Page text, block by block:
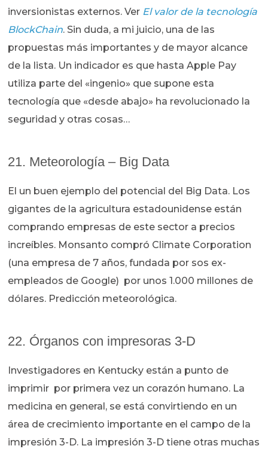
inversionistas externos. Ver El valor de la tecnología
BlockChain. Sin duda, a mi juicio, una de las
propuestas más importantes y de mayor alcance
de la lista. Un indicador es que hasta Apple Pay
utiliza parte del «ingenio» que supone esta
tecnología que «desde abajo» ha revolucionado la
seguridad y otras cosas…
21. Meteorología – Big Data
El un buen ejemplo del potencial del Big Data. Los
gigantes de la agricultura estadounidense están
comprando empresas de este sector a precios
increíbles. Monsanto compró Climate Corporation
(una empresa de 7 años, fundada por sos ex-
empleados de Google) por unos 1.000 millones de
dólares. Predicción meteorológica.
22. Órganos con impresoras 3-D
Investigadores en Kentucky están a punto de
imprimir por primera vez un corazón humano. La
medicina en general, se está convirtiendo en un
área de crecimiento importante en el campo de la
impresión 3-D. La impresión 3-D tiene otras muchas